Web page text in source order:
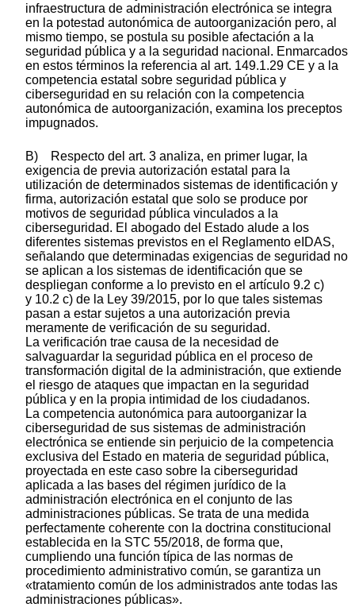
infraestructura de administración electrónica se integra
en la potestad autonómica de autoorganización pero, al
mismo tiempo, se postula su posible afectación a la
seguridad pública y a la seguridad nacional. Enmarcados
en estos términos la referencia al art. 149.1.29 CE y a la
competencia estatal sobre seguridad pública y
ciberseguridad en su relación con la competencia
autonómica de autoorganización, examina los preceptos
impugnados.
B) Respecto del art. 3 analiza, en primer lugar, la
exigencia de previa autorización estatal para la
utilización de determinados sistemas de identificación y
firma, autorización estatal que solo se produce por
motivos de seguridad pública vinculados a la
ciberseguridad. El abogado del Estado alude a los
diferentes sistemas previstos en el Reglamento eIDAS,
señalando que determinadas exigencias de seguridad no
se aplican a los sistemas de identificación que se
despliegan conforme a lo previsto en el artículo 9.2 c)
y 10.2 c) de la Ley 39/2015, por lo que tales sistemas
pasan a estar sujetos a una autorización previa
meramente de verificación de su seguridad.
La verificación trae causa de la necesidad de
salvaguardar la seguridad pública en el proceso de
transformación digital de la administración, que extiende
el riesgo de ataques que impactan en la seguridad
pública y en la propia intimidad de los ciudadanos.
La competencia autonómica para autoorganizar la
ciberseguridad de sus sistemas de administración
electrónica se entiende sin perjuicio de la competencia
exclusiva del Estado en materia de seguridad pública,
proyectada en este caso sobre la ciberseguridad
aplicada a las bases del régimen jurídico de la
administración electrónica en el conjunto de las
administraciones públicas. Se trata de una medida
perfectamente coherente con la doctrina constitucional
establecida en la STC 55/2018, de forma que,
cumpliendo una función típica de las normas de
procedimiento administrativo común, se garantiza un
«tratamiento común de los administrados ante todas las
administraciones públicas».